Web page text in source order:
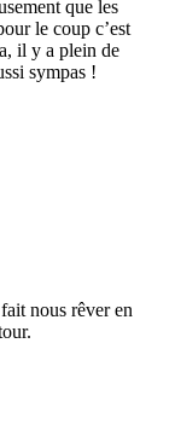
que les
le coup c’est
il y a plein de
sympas !
nous rêver en